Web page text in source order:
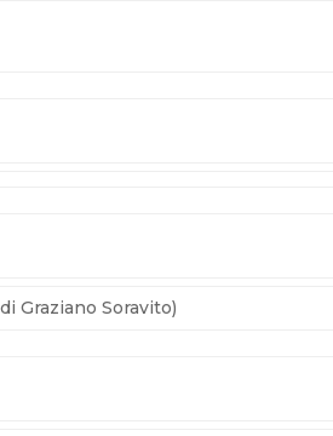
Graziano Soravito)